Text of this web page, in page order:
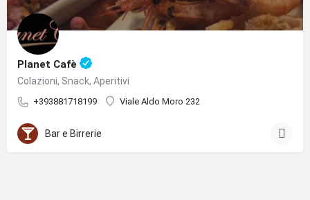
Planet Cafè
Colazioni, Snack, Aperitivi
+393881718199 Viale Aldo Moro 232
Bar e Birrerie